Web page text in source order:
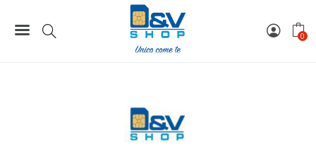
0
SIM Tre Numero Facile 392850825X Da Attivare